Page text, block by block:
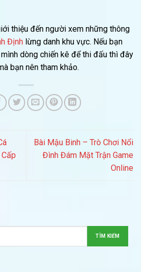
thiệu đến người xem những thông
Định lừng danh khu vực. Nếu bạn
dòng chiến kê để thi đấu thì đây
bạn nên tham khảo.
Bài Mậu Binh – Trò Chơi Nổi
Đình Đám Mặt Trận Game
Online
TÌM KIẾM